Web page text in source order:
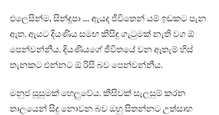
එලෙසින්ම, සින්දූපා …. ඇයද ජීවිතෙන් යම් ඉඩකට පැන
ඇත. ඇයට දියණිය සමඟ කිසිඳු ගැටුමක් නැති වග ඕ
පෙන්වන්නීය. දියණියගේ ජීවිතයේ වන ඇතැම් හිස්
තැනකට එන්නට ඕ රිසි බව පෙන්වන්නීය.
මනුජ සුසුමක් හෙලුවේය. කිසිවක් සැලසුම් කරන
තාලයෙන් සිදු නොවන බව ඔහු සිතන්නට උත්සාහ